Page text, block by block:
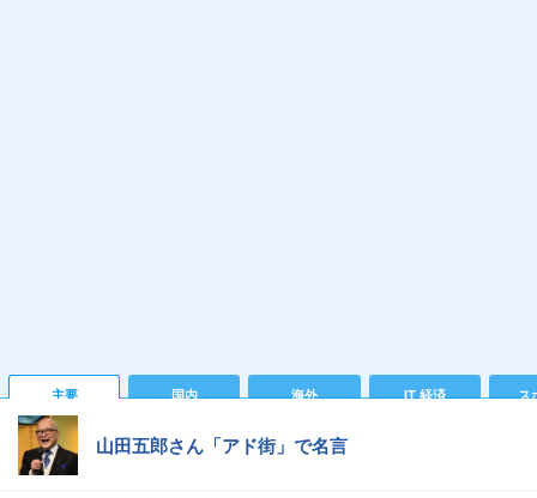
主要 国内 海外 IT 経済 ス
山田五郎さん「アド街」で名言